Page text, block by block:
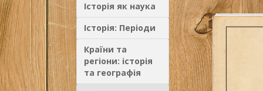
Історія як наука
Історія: Періоди
Країни та
регіони: історія
та географія